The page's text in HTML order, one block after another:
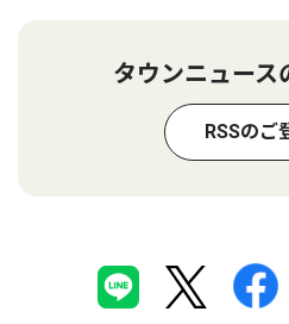
タウンニュース
RSSのご